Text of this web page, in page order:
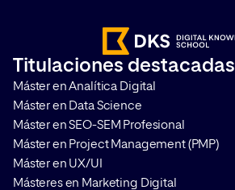
compañías no han dejado de
crecer y de aumentar las ventas
en sus plataformas por lo que
requieren de personas que sean
capaces […]
Titulaciones destacadas
Máster en Analítica Digital
Máster en Data Science
Máster en SEO-SEM Profesional
Máster en Project Management (PMP)
Máster en UX/UI
Másteres en Marketing Digital